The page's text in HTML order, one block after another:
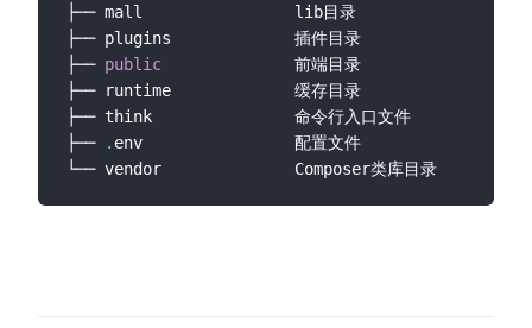
├── mall				lib目录
├── plugins				插件目录
├── public
├── runtime				缓存目录
├── think				命令行入口文件
├──
. env          		配置文件